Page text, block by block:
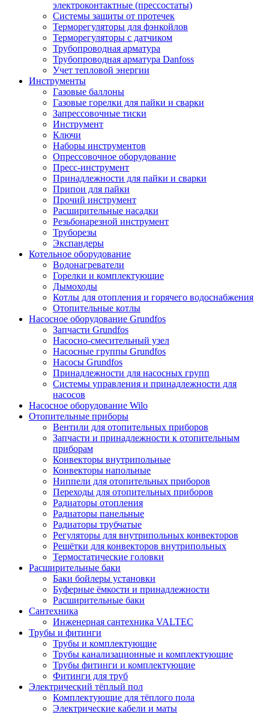
электроконтактные (прессостаты)
Системы защиты от протечек
Терморегуляторы для фэнкойлов
Терморегуляторы с датчиком
Трубопроводная арматура
Трубопроводная арматура Danfoss
Учет тепловой энергии
Инструменты
Газовые баллоны
Газовые горелки для пайки и сварки
Запрессовочные тиски
Инструмент
Ключи
Наборы инструментов
Опрессовочное оборудование
Пресс-инструмент
Принадлежности для пайки и сварки
Припои для пайки
Прочий инструмент
Расширительные насадки
Резьбонарезной инструмент
Труборезы
Экспандеры
Котельное оборудование
Водонагреватели
Горелки и комплектующие
Дымоходы
Котлы для отопления и горячего водоснабжения
Отопительные котлы
Насосное оборудование Grundfos
Запчасти Grundfos
Насосно-смесительный узел
Насосные группы Grundfos
Насосы Grundfos
Принадлежности для насосных групп
Системы управления и принадлежности для
насосов
Насосное оборудование Wilo
Отопительные приборы
Вентили для отопительных приборов
Запчасти и принадлежности к отопительным
приборам
Конвекторы внутрипольные
Конвекторы напольные
Ниппели для отопительных приборов
Переходы для отопительных приборов
Радиаторы отопления
Радиаторы панельные
Радиаторы трубчатые
Регуляторы для внутрипольных конвекторов
Решётки для конвекторов внутрипольных
Термостатические головки
Расширительные баки
Баки бойлеры установки
Буферные ёмкости и принадлежности
Расширительные баки
Сантехника
Инженерная сантехника VALTEC
Трубы и фитинги
Трубы и комплектующие
Трубы канализационные и комплектующие
Трубы фитинги и комплектующие
Фитинги для труб
Электрический тёплый пол
Комплектующие для тёплого пола
Электрические кабели и маты